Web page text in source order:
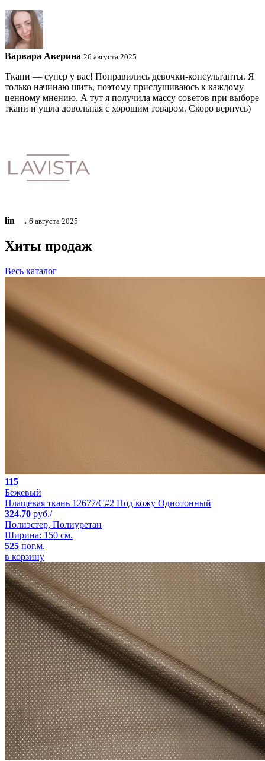
Варвара Аверина 26 августа 2025
Ткани — супер у вас! Понравились девочки-консультанты. Я
только начинаю шить, поэтому прислушиваюсь к каждому
ценному мнению. А тут я получила массу советов при выборе
ткани и ушла довольная с хорошим товаром. Скоро вернусь)
lin ⠀. 6 августа 2025
Хиты продаж
Весь каталог
115
Бежевый
Плащевая ткань 12677/C#2 Под кожу Однотонный
324.70 руб./
Полиэстер, Полиуретан
Ширина: 150 см.
525 пог.м.
в корзину